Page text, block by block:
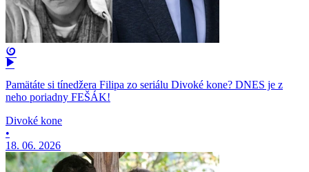
Pamätáte si tínedžera Filipa zo seriálu Divoké kone? DNES je z
neho poriadny FEŠÁK!
Divoké kone
•
18. 06. 2026